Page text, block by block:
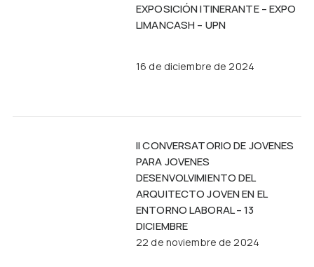
EXPOSICIÓN ITINERANTE – EXPO
LIMANCASH – UPN
16 de diciembre de 2024
II CONVERSATORIO DE JOVENES
PARA JOVENES
DESENVOLVIMIENTO DEL
ARQUITECTO JOVEN EN EL
ENTORNO LABORAL – 13
DICIEMBRE
22 de noviembre de 2024